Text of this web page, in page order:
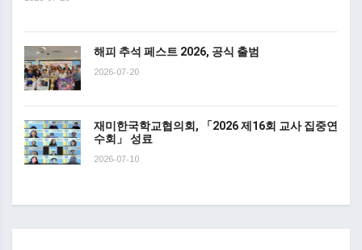
해피 추석 페스트 2026, 공식 출범
2026-07-20
재미한국학교협의회, 「2026 제16회 교사 집중연
수회」 성료
2026-07-10